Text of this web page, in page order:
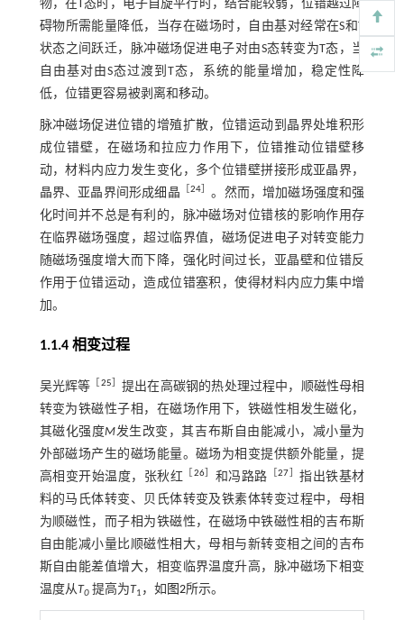
物，在T态时，电子自旋平行时，结合能较弱，位错越过障
碍物所需能量降低，当存在磁场时，自由基对经常在S和T
状态之间跃迁，脉冲磁场促进电子对由S态转变为T态，当
自由基对由S态过渡到T态，系统的能量增加，稳定性降
低，位错更容易被剥离和移动。
脉冲磁场促进位错的增殖扩散，位错运动到晶界处堆积形
成位错壁，在磁场和拉应力作用下，位错推动位错壁移
动，材料内应力发生变化，多个位错壁拼接形成亚晶界，
晶界、亚晶界间形成细晶
24］ 。然而，增加磁场强度和强
化时间并不总是有利的，脉冲磁场对位错核的影响作用存
在临界磁场强度，超过临界值，磁场促进电子对转变能力
随磁场强度增大而下降，强化时间过长，亚晶壁和位错反
作用于位错运动，造成位错塞积，使得材料内应力集中增
加。
1.1.4 相变过程
吴光辉等 25
提出在高碳钢的热处理过程中，顺磁性母相
转变为铁磁性子相，在磁场作用下，铁磁性相发生磁化，
其磁化强度M发生改变，其吉布斯自由能减小，减小量为
外部磁场产生的磁场能量。磁场为相变提供额外能量，提
高相变开始温度，张秋红
26］ 和冯路路 ［27 ］指出铁基材
料的马氏体转变、贝氏体转变及铁素体转变过程中，母相
为顺磁性，而子相为铁磁性，在磁场中铁磁性相的吉布斯
自由能减小量比顺磁性相大，母相与新转变相之间的吉布
斯自由能差值增大，相变临界温度升高，脉冲磁场下相变
温度从T0提高为T1 ，如 图2所示。